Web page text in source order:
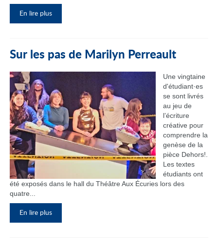
En lire plus
Sur les pas de Marilyn Perreault
Une vingtaine
d'étudiant·es
se sont livrés
au jeu de
l’écriture
créative pour
comprendre la
genèse de la
pièce Dehors!.
Les textes
étudiants ont
été exposés dans le hall du Théâtre Aux Écuries lors des
quatre...
En lire plus